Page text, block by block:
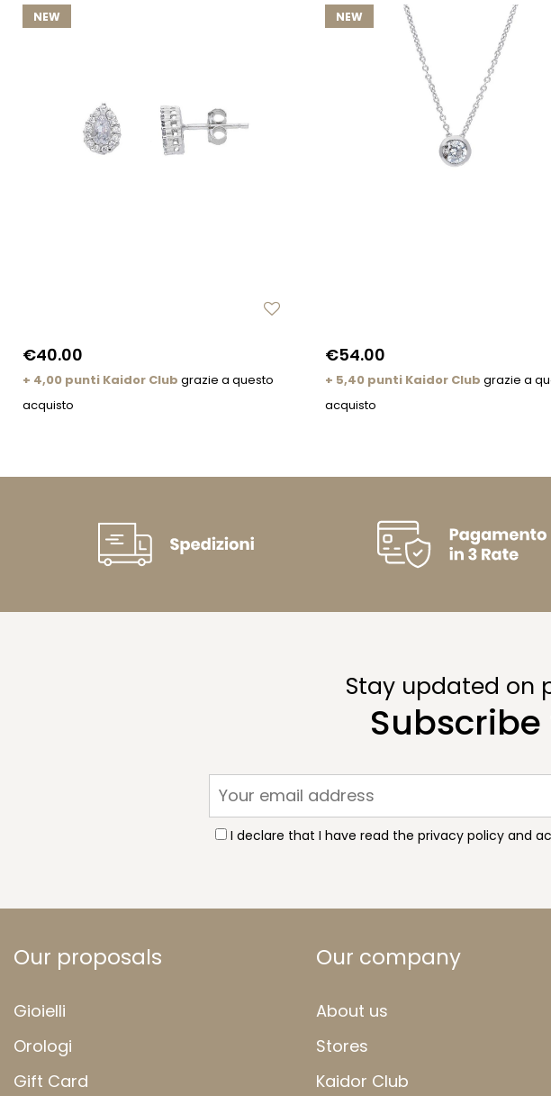
NEW
€40.00
+ 4,00 punti Kaidor Club grazie a questo
acquisto
NEW
€54.00
+ 5,40 punti Kaidor Club grazie a
acquisto
Stay updated on
I declare that I have read the privacy policy and
Our proposals
Gioielli
Orologi
Gift Card
Our company
About us
Stores
Kaidor Club